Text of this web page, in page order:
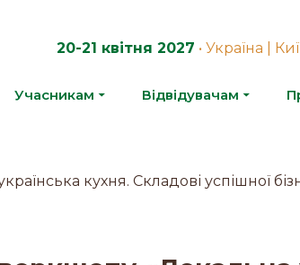
20-21 квітня 2027 • Україна |
Учасникам Відвідувачам